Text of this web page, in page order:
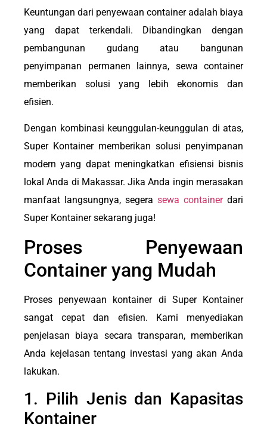
Keuntungan dari penyewaan container adalah biaya
yang dapat terkendali. Dibandingkan dengan
pembangunan gudang atau bangunan
penyimpanan permanen lainnya, sewa container
memberikan solusi yang lebih ekonomis dan
efisien.
Dengan kombinasi keunggulan-keunggulan di atas,
Super Kontainer memberikan solusi penyimpanan
modern yang dapat meningkatkan efisiensi bisnis
lokal Anda di Makassar. Jika Anda ingin merasakan
manfaat langsungnya, segera sewa containerdari
Super Kontainer sekarang juga!
Proses Penyewaan
Container yang Mudah
Proses penyewaan kontainer di Super Kontainer
sangat cepat dan efisien. Kami menyediakan
penjelasan biaya secara transparan, memberikan
Anda kejelasan tentang investasi yang akan Anda
lakukan.
1. Pilih Jenis dan Kapasitas
Kontainer